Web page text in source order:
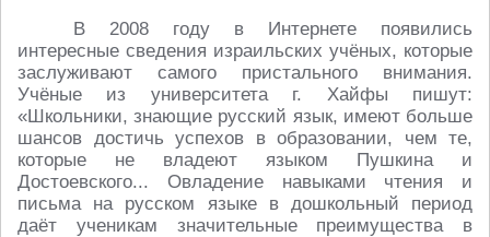
В 2008 году в Интернете появились
интересные сведения израильских учёных, которые
заслуживают самого пристального внимания.
Учёные из университета г. Хайфы пишут:
«Школьники, знающие русский язык, имеют больше
шансов достичь успехов в образовании, чем те,
которые не владеют языком Пушкина и
Достоевского... Овладение навыками чтения и
письма на русском языке в дошкольный период
даёт ученикам значительные преимущества в